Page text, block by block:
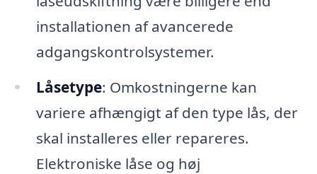
installationen af avancerede
adgangskontrolsystemer.
Låsetype: Omkostningerne kan
variere afhængigt af den type lås, der
skal installeres eller repareres.
Elektroniske låse og høj